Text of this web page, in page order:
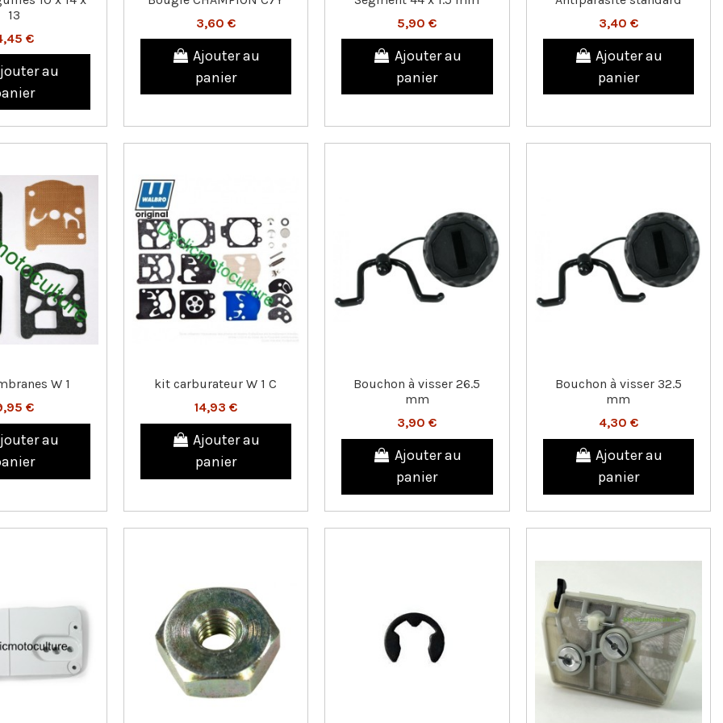
13
€
au
3,60 €
Ajouter au
panier
5,90 €
Ajouter au
panier
3,40 €
Ajouter au
panier
W 1
€
au
kit carburateur W 1 C
14,93 €
Ajouter au
panier
Bouchon à visser 26.5
mm
3,90 €
Ajouter au
panier
Bouchon à visser 32.5
mm
4,30 €
Ajouter au
panier